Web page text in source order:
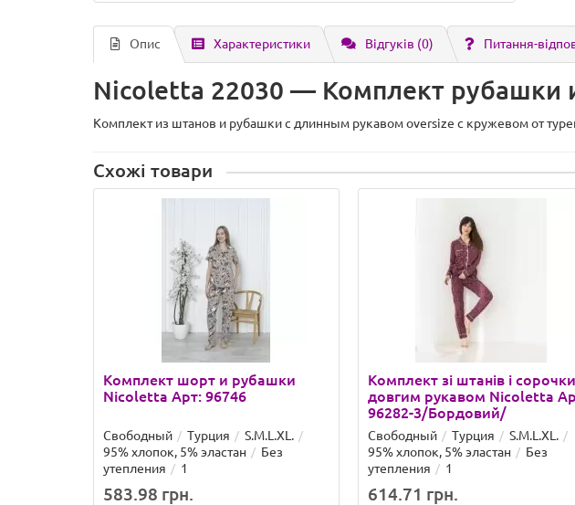
Опис Характеристики Відгуків (0) Питання-
Nicoletta 22030 — Комплект рубашки
Комплект из штанов и рубашки с длинным рукавом oversize с кружевом от
Схожі товари
Комплект шорт и рубашки
Nicoletta Арт: 96746
Свободный Турция
S.M.L.XL.
95% хлопок, 5% эластан
Без
утепления
1
583.98 грн.
Комплект зі штанів і
довгим рукавом Nicoletta
96282-3/Бордовий/
Свободный Турция
S.M.L.XL.
95% хлопок, 5% эластан
Без
утепления
1
614.71 грн.